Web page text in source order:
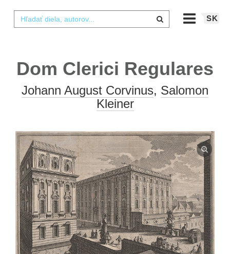
SK
Dom Clerici Regulares
Johann August Corvinus, Salomon
Kleiner